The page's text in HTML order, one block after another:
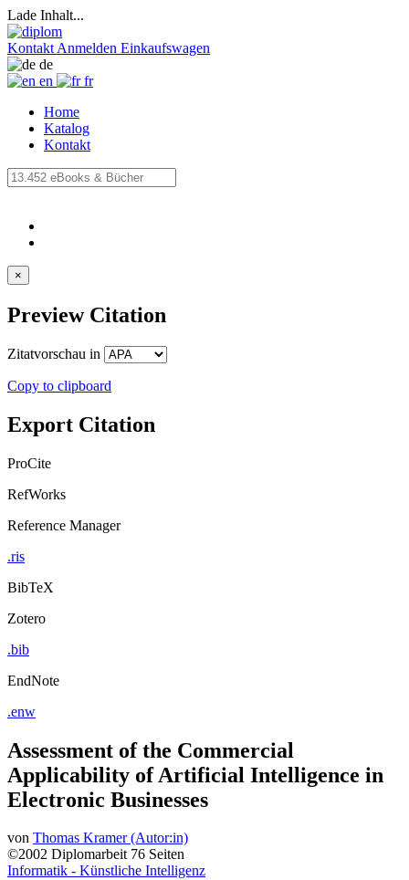
Lade Inhalt...
Kontakt Anmelden Einkaufswagen
de
en
fr
Home
Katalog
Kontakt
Export Citation
Assessment of the Commercial
Applicability of Artificial Intelligence in
vonThomas Kramer (Autor:in)
©2002 Diplomarbeit 76 Seiten